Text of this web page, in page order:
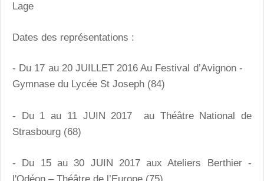
Lage
Dates des représentations :
- Du 17 au 20 JUILLET 2016 Au Festival d’Avignon -
Gymnase du Lycée St Joseph (84)
- Du 1 au 11 JUIN 2017 au Théâtre National de
Strasbourg (68)
- Du 15 au 30 JUIN 2017 aux Ateliers Berthier -